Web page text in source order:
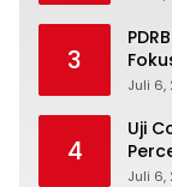
3
Juli 6,
4
Uji
Juli 6,